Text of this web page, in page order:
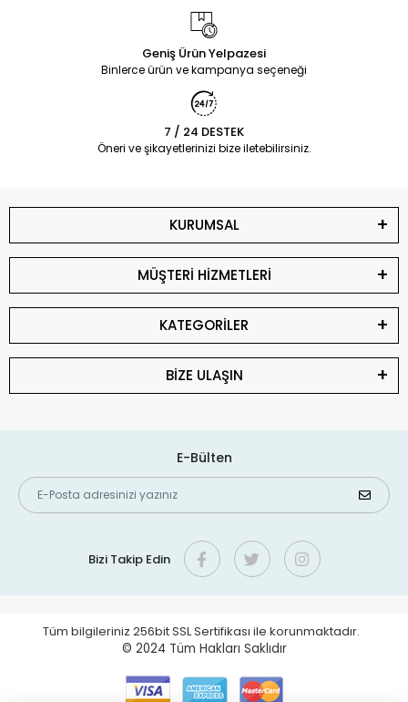
Geniş Ürün Yelpazesi
Binlerce ürün ve kampanya seçeneği
7 / 24 DESTEK
Öneri ve şikayetlerinizi bize iletebilirsiniz.
KURUMSAL
MÜŞTERİ HİZMETLERİ
KATEGORİLER
BİZE ULAŞIN
E-Bülten
Bizi Takip Edin
Tüm bilgileriniz 256bit SSL Sertifikası ile korunmaktadır.
© 2024 Tüm Hakları Saklıdır